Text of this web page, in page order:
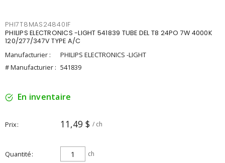
PHI7T8MAS24840IF
PHILIPS ELECTRONICS -LIGHT 541839 TUBE DEL T8 24PO 7W 4000K
120/277/347V TYPE A/C
Manufacturier :
PHILIPS ELECTRONICS -LIGHT
# Manufacturier : 541839
En inventaire
Prix 11,49 $ / ch
Quantité ch